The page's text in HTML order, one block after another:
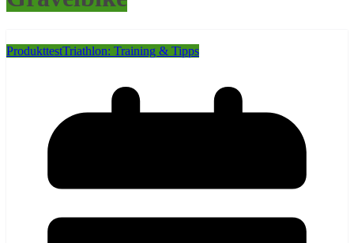
ProdukttestTriathlon: Training & Tipps